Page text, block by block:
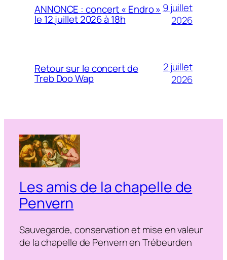
ANNONCE : concert « Endro »
le 12 juillet 2026 à 18h
9 juillet
2026
Retour sur le concert de
Treb Doo Wap
2 juillet
2026
Les amis de la chapelle de
Penvern
Sauvegarde, conservation et mise en valeur
de la chapelle de Penvern en Trébeurden